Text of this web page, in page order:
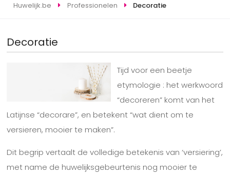
Huwelijk.be Professionelen Decoratie
Decoratie
Tijd voor een beetje
etymologie : het werkwoord
“decoreren” komt van het
Latijnse “decorare”, en betekent “wat dient om te
versieren, mooier te maken”.
Dit begrip vertaalt de volledige betekenis van ‘versiering’,
met name de huwelijksgebeurtenis nog mooier te